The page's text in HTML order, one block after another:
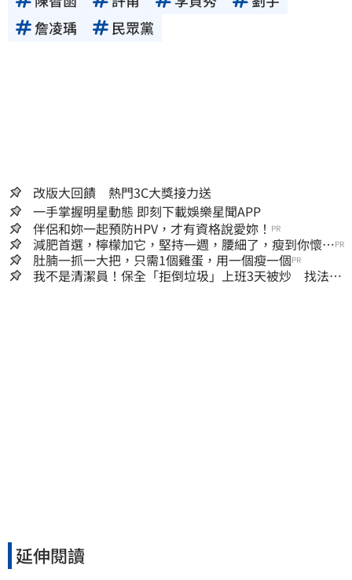
詹凌瑀
民眾黨
改版大回饋 熱門3C大獎接力送
一手掌握明星動態 即刻下載娛樂星聞APP
伴侶和妳一起預防HPV，才有資格說愛妳！ PR
減肥首選，檸檬加它，堅持一週，腰細了，瘦到你懷疑
人生
PR
肚腩一抓一大把，只需1個雞蛋，用一個瘦一個PR
我不是清潔員！保全「拒倒垃圾」上班3天被炒 找法院
延伸閱讀